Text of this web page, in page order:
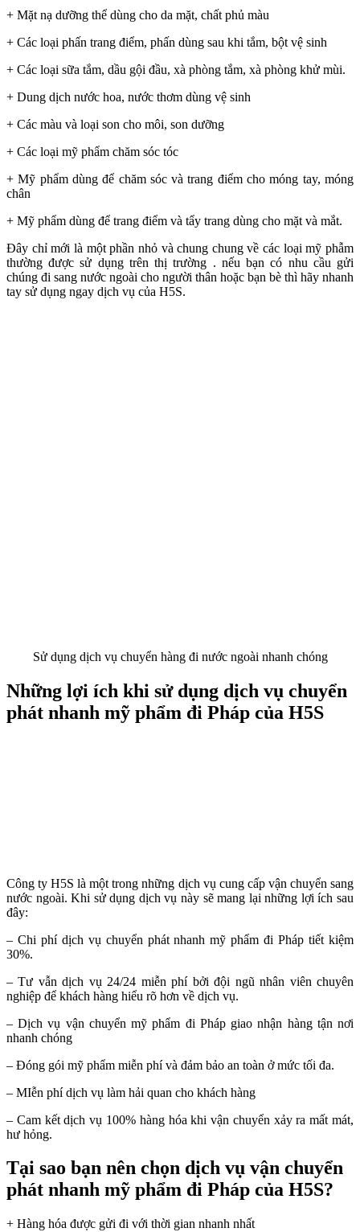
+ Mặt nạ dưỡng thể dùng cho da mặt, chất phủ màu
+ Các loại phấn trang điểm, phấn dùng sau khi tắm, bột vệ sinh
+ Các loại sữa tắm, dầu gội đầu, xà phòng tắm, xà phòng khử mùi.
+ Dung dịch nước hoa, nước thơm dùng vệ sinh
+ Các màu và loại son cho môi, son dưỡng
+ Các loại mỹ phẩm chăm sóc tóc
+ Mỹ phẩm dùng để chăm sóc và trang điểm cho móng tay, móng
chân
+ Mỹ phẩm dùng để trang điểm và tẩy trang dùng cho mặt và mắt.
Đây chỉ mới là một phần nhỏ và chung chung về các loại mỹ phẫm
thường được sử dụng trên thị trường . nếu bạn có nhu cầu gửi
chúng đi sang nước ngoài cho người thân hoặc bạn bè thì hãy nhanh
tay sử dụng ngay dịch vụ của H5S.
Sử dụng dịch vụ chuyển hàng đi nước ngoài nhanh chóng
Những lợi ích khi sử dụng dịch vụ chuyển
phát nhanh mỹ phẩm đi Pháp của H5S
Công ty H5S là một trong những dịch vụ cung cấp vận chuyển sang
nước ngoài. Khi sử dụng dịch vụ này sẽ mang lại những lợi ích sau
đây:
– Chi phí dịch vụ chuyển phát nhanh mỹ phẩm đi Pháp tiết kiệm
30%.
– Tư vẫn dịch vụ 24/24 miễn phí bởi đội ngũ nhân viên chuyên
nghiệp để khách hàng hiểu rõ hơn về dịch vụ.
– Dịch vụ vận chuyển mỹ phẩm đi Pháp giao nhận hàng tận nơi
nhanh chóng
– Đóng gói mỹ phẩm miễn phí và đảm bảo an toàn ở mức tối đa.
– MIễn phí dịch vụ làm hải quan cho khách hàng
– Cam kết dịch vụ 100% hàng hóa khi vận chuyển xảy ra mất mát,
hư hỏng.
Tại sao bạn nên chọn dịch vụ vận chuyển
phát nhanh mỹ phẩm đi Pháp của H5S?
+ Hàng hóa được gửi đi với thời gian nhanh nhất